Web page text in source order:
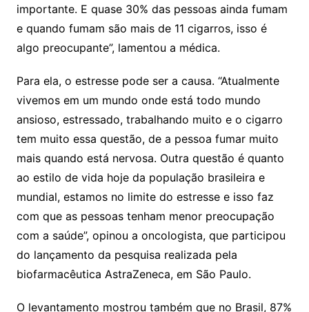
importante. E quase 30% das pessoas ainda fumam
e quando fumam são mais de 11 cigarros, isso é
algo preocupante”, lamentou a médica.
Para ela, o estresse pode ser a causa. “Atualmente
vivemos em um mundo onde está todo mundo
ansioso, estressado, trabalhando muito e o cigarro
tem muito essa questão, de a pessoa fumar muito
mais quando está nervosa. Outra questão é quanto
ao estilo de vida hoje da população brasileira e
mundial, estamos no limite do estresse e isso faz
com que as pessoas tenham menor preocupação
com a saúde”, opinou a oncologista, que participou
do lançamento da pesquisa realizada pela
biofarmacêutica AstraZeneca, em São Paulo.
O levantamento mostrou também que no Brasil, 87%